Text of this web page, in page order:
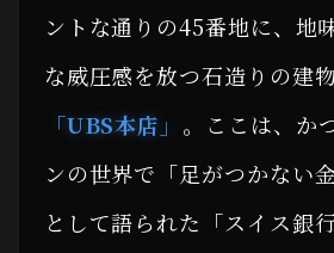
ントな通りの45番地に、地
な威圧感を放つ石造りの建物
「UBS本店」 。ここは、か
ンの世界で「足がつかない
として語られた「スイス銀